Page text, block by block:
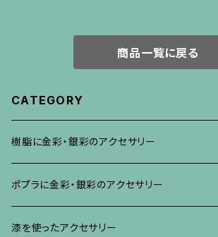
商品一覧に戻る
CATEGORY
樹脂に金彩・銀彩のアクセサリー
ブローチ
イヤリング・ピアス
ポプラに金彩・銀彩のアクセサリー
ブローチ
漆を使ったアクセサリー